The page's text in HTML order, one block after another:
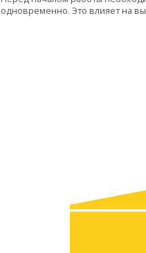
одновременно. Это влияет на